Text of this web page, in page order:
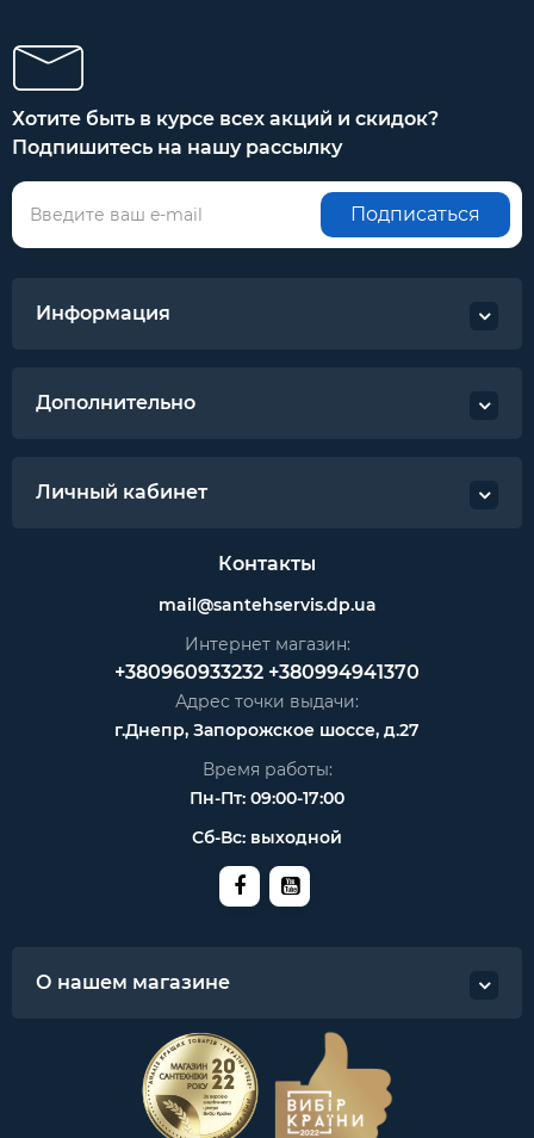
Хотите быть в курсе всех акций и скидок?
Подпишитесь на нашу рассылку
Подписаться
Информация
Дополнительно
Личный кабинет
Контакты
mail@santehservis.dp.ua
Интернет магазин:
+380960933232 +380994941370
Адрес точки выдачи:
г.Днепр, Запорожское шоссе, д.27
Время работы:
Пн-Пт: 09:00-17:00
Сб-Вс: выходной
О нашем магазине